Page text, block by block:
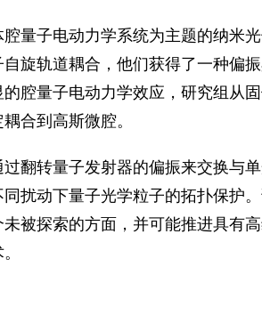
量子电动力学系统为主题的纳米
旋轨道耦合，他们获得了一种偏
腔量子电动力学效应，研究组从
合到高斯微腔。
翻转量子发射器的偏振来交换与
扰动下量子光学粒子的拓扑保护
被探索的方面，并可能推进具有